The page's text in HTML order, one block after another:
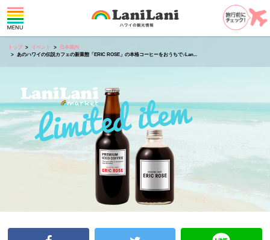
トップ イベント
日本国内
あのハワイの伝説カフェの新業態「ERIC ROSE」の本格コーヒーをおうちで♪Lan...